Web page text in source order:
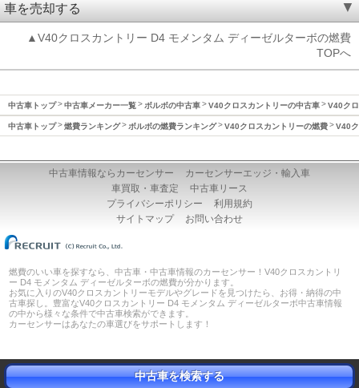
車を売却する
▲V40クロスカントリー D4 モメンタム ディーゼルターボの燃費
TOPへ
中古車トップ 中古車メーカー一覧 ボルボの中古車 V40クロスカントリーの中古車 V40ク
中古車トップ 燃費ランキング ボルボの燃費ランキング V40クロスカントリーの燃費 V40
中古車情報ならカーセンサー
カーセンサーエッジ・輸入車
車買取・車査定
中古車リース
プライバシーポリシー
利用規約
サイトマップ
お問い合わせ
燃費のいい車を探すなら、中古車・中古車情報のカーセンサー！V40クロスカントリ
ー D4 モメンタム ディーゼルターボの燃費が分かります。
お気に入りのV40クロスカントリーモデルやグレードを見つけたら、お得・納得の中
古車探し。豊富なV40クロスカントリー D4 モメンタム ディーゼルターボ中古車情報
の中から様々な条件で中古車検索ができます。
カーセンサーはあなたの車選びをサポートします！
中古車を検索する